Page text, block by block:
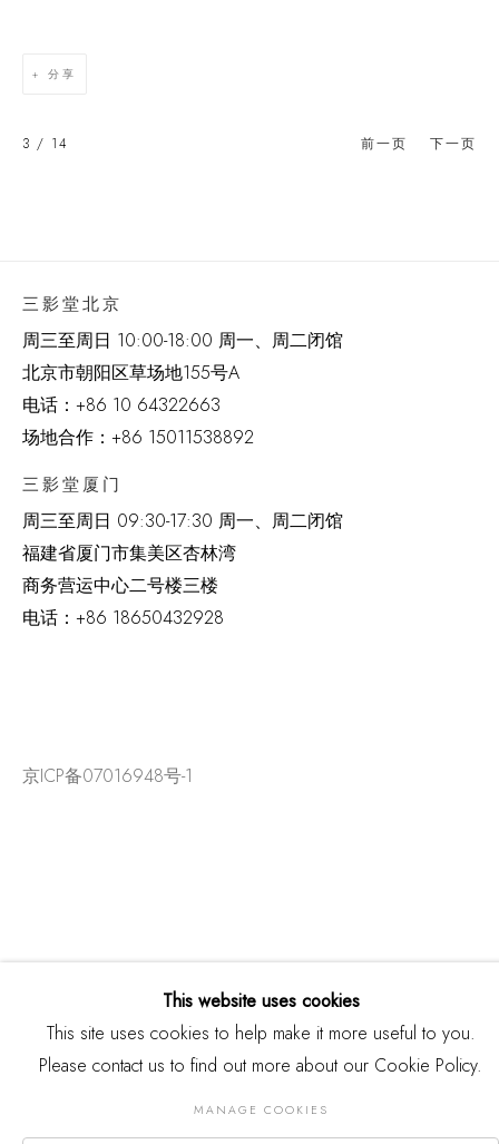
分享
前一页 下一页
3 / 14
三影堂北京
周三至周日 10:00-18:00 周一、周二闭馆
北京市朝阳区草场地155号A
电话： +86 10 64322663
场地合作：+86 15011538892
三影堂厦门
周三至周日 09:30-17:30 周一、周二闭馆
福建省厦门市集美区杏林湾
商务营运中心二号楼三楼
电话： +86 18650432928
京ICP备07016948号-1
版权 2026 THREE SHADOWS
网页支持 ARTLOGIC
This website uses cookies
This site uses cookies to help make it more useful to you.
Please contact us to find out more about our Cookie Policy.
MANAGE COOKIES